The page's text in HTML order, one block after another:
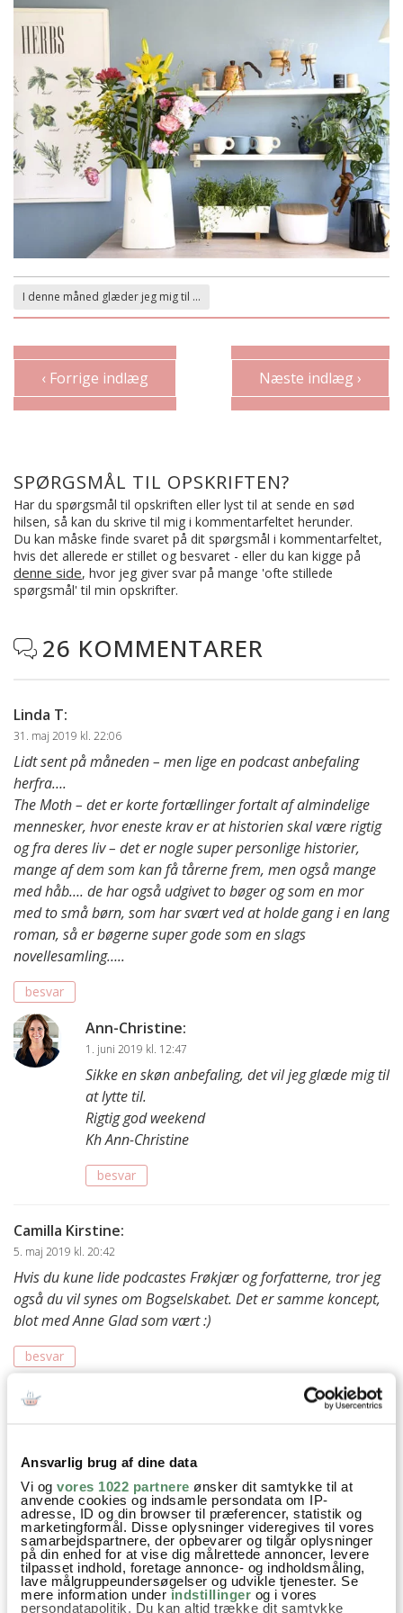
Ansvarlig brug af dine data
Vi og vores 1022 partnere ønsker dit samtykke til at
anvende cookies og indsamle persondata om IP-
adresse, ID og din browser til præferencer, statistik og
marketingformål. Disse oplysninger videregives til vores
samarbejdspartnere, der opbevarer og tilgår oplysninger
på din enhed for at vise dig målrettede annoncer, levere
tilpasset indhold, foretage annonce- og indholdsmåling,
lave målgruppeundersøgelser og udvikle tjenester. Se
mere information under indstillinger og i vores
persondatapolitik. Du kan altid trække dit samtykke
I denne måned glæder jeg mig til ...
‹ Forrige indlæg Næste indlæg ›
SPØRGSMÅL TIL OPSKRIFTEN?
Har du spørgsmål til opskriften eller lyst til at sende en sød
hilsen, så kan du skrive til mig i kommentarfeltet herunder.
Du kan måske finde svaret på dit spørgsmål i kommentarfeltet,
hvis det allerede er stillet og besvaret - eller du kan kigge på
denne side, hvor jeg giver svar på mange 'ofte stillede
spørgsmål' til min opskrifter.
 26 KOMMENTARER
Linda T:
31. maj 2019 kl. 22:06
Lidt sent på måneden – men lige en podcast anbefaling
herfra….
The Moth – det er korte fortællinger fortalt af almindelige
mennesker, hvor eneste krav er at historien skal være rigtig
og fra deres liv – det er nogle super personlige historier,
mange af dem som kan få tårerne frem, men også mange
med håb…. de har også udgivet to bøger og som en mor
med to små børn, som har svært ved at holde gang i en lang
roman, så er bøgerne super gode som en slags
novellesamling…..
besvar
Ann-Christine:
1. juni 2019 kl. 12:47
Sikke en skøn anbefaling, det vil jeg glæde mig til
at lytte til.
Rigtig god weekend
Kh Ann-Christine
besvar
Camilla Kirstine:
5. maj 2019 kl. 20:42
Hvis du kune lide podcastes Frøkjær og forfatterne, tror jeg
også du vil synes om Bogselskabet. Det er samme koncept,
blot med Anne Glad som vært :)
besvar
anbefaling på nyt spændende podcast :)
besvar
Merete:
5. maj 2019 kl. 11:36
Det lyder så dejligt med alle planerne for maj :-) Det er altid